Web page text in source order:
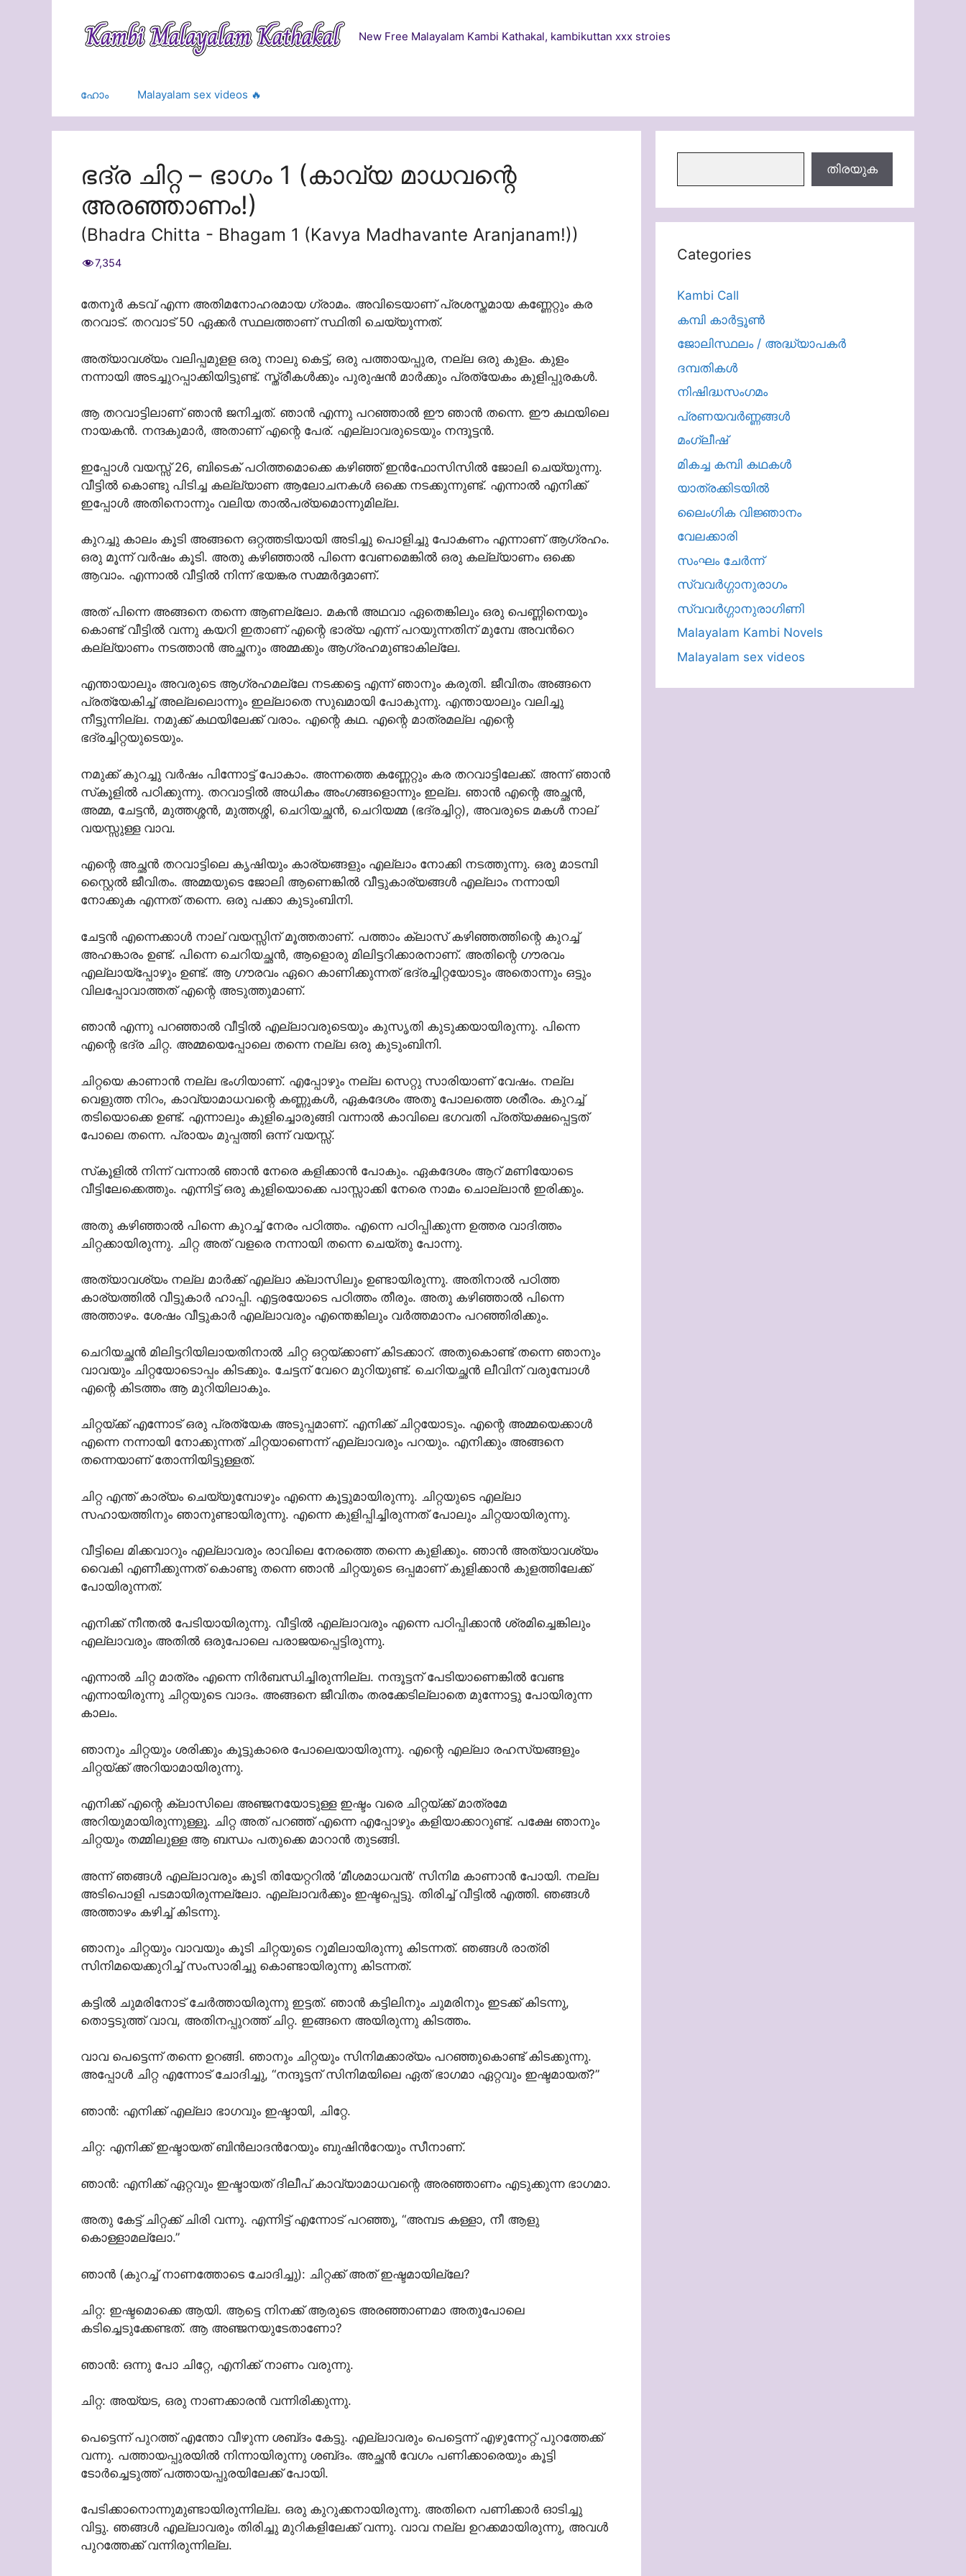
New Free Malayalam Kambi Kathakal, kambikuttan xxx stroies
ഹോം Malayalam sex videos 🔥
ഭദ്ര ചിറ്റ – ഭാഗം 1 (കാവ്യ മാധവന്റെ
അരഞ്ഞാണം!)
(Bhadra Chitta - Bhagam 1 (Kavya Madhavante Aranjanam!))
7,354
തേനൂർ കടവ് എന്ന അതിമനോഹരമായ ഗ്രാമം. അവിടെയാണ് പ്രശസ്തമായ കണ്ണേറ്റും കര
തറവാട്. തറവാട് 50 ഏക്കർ സ്ഥലത്താണ് സ്ഥിതി ചെയ്യുന്നത്.
അത്യാവശ്യം വലിപ്പമുളള ഒരു നാലു കെട്ട്, ഒരു പത്തായപ്പുര, നല്ല ഒരു കുളം. കുളം
നന്നായി അടച്ചുറപ്പാക്കിയിട്ടുണ്ട്. സ്ത്രീകൾക്കും പുരുഷൻ മാർക്കും പ്രത്യേകം കുളിപ്പുരകൾ.
ആ തറവാട്ടിലാണ് ഞാൻ ജനിച്ചത്. ഞാൻ എന്നു പറഞ്ഞാൽ ഈ ഞാൻ തന്നെ. ഈ കഥയിലെ
നായകൻ. നന്ദകുമാർ, അതാണ് എന്റെ പേര്. എല്ലാവരുടെയും നന്ദൂട്ടൻ.
ഇപ്പോൾ വയസ്സ് 26, ബിടെക് പഠിത്തമൊക്കെ കഴിഞ്ഞ് ഇൻഫോസിസിൽ ജോലി ചെയ്യുന്നു.
വീട്ടിൽ കൊണ്ടു പിടിച്ച കല്ല്യാണ ആലോചനകൾ ഒക്കെ നടക്കുന്നുണ്ട്. എന്നാൽ എനിക്ക്
ഇപ്പോൾ അതിനൊന്നും വലിയ താൽപര്യമൊന്നുമില്ല.
കുറച്ചു കാലം കൂടി അങ്ങനെ ഒറ്റത്തടിയായി അടിച്ചു പൊളിച്ചു പോകണം എന്നാണ് ആഗ്രഹം.
ഒരു മൂന്ന് വർഷം കൂടി. അതു കഴിഞ്ഞാൽ പിന്നെ വേണമെങ്കിൽ ഒരു കല്ല്യാണം ഒക്കെ
ആവാം. എന്നാൽ വീട്ടിൽ നിന്ന് ഭയങ്കര സമ്മർദ്ദമാണ്.
അത് പിന്നെ അങ്ങനെ തന്നെ ആണല്ലോ. മകൻ അഥവാ ഏതെങ്കിലും ഒരു പെണ്ണിനെയും
കൊണ്ട് വീട്ടിൽ വന്നു കയറി ഇതാണ് എന്റെ ഭാര്യ എന്ന് പറയുന്നതിന് മുമ്പേ അവൻറെ
കല്ല്യാണം നടത്താൻ അച്ഛനും അമ്മക്കും ആഗ്രഹമുണ്ടാകില്ലേ.
എന്തായാലും അവരുടെ ആഗ്രഹമല്ലേ നടക്കട്ടെ എന്ന് ഞാനും കരുതി. ജീവിതം അങ്ങനെ
പ്രത്യേകിച്ച് അല്ലലൊന്നും ഇല്ലാതെ സുഖമായി പോകുന്നു. എന്തായാലും വലിച്ചു
നീട്ടുന്നില്ല. നമുക്ക് കഥയിലേക്ക് വരാം. എന്റെ കഥ. എന്റെ മാത്രമല്ല എന്റെ
ഭദ്രച്ചിറ്റയുടെയും.
നമുക്ക് കുറച്ചു വർഷം പിന്നോട്ട് പോകാം. അന്നത്തെ കണ്ണേറ്റും കര തറവാട്ടിലേക്ക്. അന്ന് ഞാൻ
സ്‌കൂളിൽ പഠിക്കുന്നു. തറവാട്ടിൽ അധികം അംഗങ്ങളൊന്നും ഇല്ല. ഞാൻ എന്റെ അച്ഛൻ,
അമ്മ, ചേട്ടൻ, മുത്തശ്ശൻ, മുത്തശ്ശി, ചെറിയച്ഛൻ, ചെറിയമ്മ (ഭദ്രച്ചിറ്റ), അവരുടെ മകൾ നാല്
വയസ്സുള്ള വാവ.
എന്റെ അച്ഛൻ തറവാട്ടിലെ കൃഷിയും കാര്യങ്ങളും എല്ലാം നോക്കി നടത്തുന്നു. ഒരു മാടമ്പി
സ്റ്റൈൽ ജീവിതം. അമ്മയുടെ ജോലി ആണെങ്കിൽ വീട്ടുകാര്യങ്ങൾ എല്ലാം നന്നായി
നോക്കുക എന്നത് തന്നെ. ഒരു പക്കാ കുടുംബിനി.
ചേട്ടൻ എന്നെക്കാൾ നാല് വയസ്സിന് മൂത്തതാണ്. പത്താം ക്ലാസ് കഴിഞ്ഞത്തിന്റെ കുറച്ച്
അഹങ്കാരം ഉണ്ട്. പിന്നെ ചെറിയച്ഛൻ, ആളൊരു മിലിട്ടറിക്കാരനാണ്. അതിന്റെ ഗൗരവം
എല്ലായ്‌പ്പോഴും ഉണ്ട്. ആ ഗൗരവം ഏറെ കാണിക്കുന്നത് ഭദ്രച്ചിറ്റയോടും അതൊന്നും ഒട്ടും
വിലപ്പോവാത്തത് എന്റെ അടുത്തുമാണ്.
ഞാൻ എന്നു പറഞ്ഞാൽ വീട്ടിൽ എല്ലാവരുടെയും കുസൃതി കുടുക്കയായിരുന്നു. പിന്നെ
എന്റെ ഭദ്ര ചിറ്റ. അമ്മയെപ്പോലെ തന്നെ നല്ല ഒരു കുടുംബിനി.
ചിറ്റയെ കാണാൻ നല്ല ഭംഗിയാണ്. എപ്പോഴും നല്ല സെറ്റു സാരിയാണ് വേഷം. നല്ല
വെളുത്ത നിറം, കാവ്യാമാധവന്റെ കണ്ണുകൾ, ഏകദേശം അതു പോലത്തെ ശരീരം. കുറച്ച്
തടിയൊക്കെ ഉണ്ട്. എന്നാലും കുളിച്ചൊരുങ്ങി വന്നാൽ കാവിലെ ഭഗവതി പ്രത്യക്ഷപ്പെട്ടത്
പോലെ തന്നെ. പ്രായം മുപ്പത്തി ഒന്ന് വയസ്സ്.
സ്‌കൂളിൽ നിന്ന് വന്നാൽ ഞാൻ നേരെ കളിക്കാൻ പോകും. ഏകദേശം ആറ് മണിയോടെ
വീട്ടിലേക്കെത്തും. എന്നിട്ട് ഒരു കുളിയൊക്കെ പാസ്സാക്കി നേരെ നാമം ചൊല്ലാൻ ഇരിക്കും.
അതു കഴിഞ്ഞാൽ പിന്നെ കുറച്ച് നേരം പഠിത്തം. എന്നെ പഠിപ്പിക്കുന്ന ഉത്തര വാദിത്തം
ചിറ്റക്കായിരുന്നു. ചിറ്റ അത് വളരെ നന്നായി തന്നെ ചെയ്തു പോന്നു.
അത്യാവശ്യം നല്ല മാർക്ക് എല്ലാ ക്ലാസിലും ഉണ്ടായിരുന്നു. അതിനാൽ പഠിത്ത
കാര്യത്തിൽ വീട്ടുകാർ ഹാപ്പി. എട്ടരയോടെ പഠിത്തം തീരും. അതു കഴിഞ്ഞാൽ പിന്നെ
അത്താഴം. ശേഷം വീട്ടുകാർ എല്ലാവരും എന്തെങ്കിലും വർത്തമാനം പറഞ്ഞിരിക്കും.
ചെറിയച്ഛൻ മിലിട്ടറിയിലായതിനാൽ ചിറ്റ ഒറ്റയ്ക്കാണ് കിടക്കാറ്. അതുകൊണ്ട് തന്നെ ഞാനും
വാവയും ചിറ്റയോടൊപ്പം കിടക്കും. ചേട്ടന് വേറെ മുറിയുണ്ട്. ചെറിയച്ഛൻ ലീവിന് വരുമ്പോൾ
എന്റെ കിടത്തം ആ മുറിയിലാകും.
ചിറ്റയ്ക്ക് എന്നോട് ഒരു പ്രത്യേക അടുപ്പമാണ്. എനിക്ക് ചിറ്റയോടും. എന്റെ അമ്മയെക്കാൾ
എന്നെ നന്നായി നോക്കുന്നത് ചിറ്റയാണെന്ന് എല്ലാവരും പറയും. എനിക്കും അങ്ങനെ
തന്നെയാണ് തോന്നിയിട്ടുള്ളത്.
ചിറ്റ എന്ത് കാര്യം ചെയ്യുമ്പോഴും എന്നെ കൂട്ടുമായിരുന്നു. ചിറ്റയുടെ എല്ലാ
സഹായത്തിനും ഞാനുണ്ടായിരുന്നു. എന്നെ കുളിപ്പിച്ചിരുന്നത് പോലും ചിറ്റയായിരുന്നു.
വീട്ടിലെ മിക്കവാറും എല്ലാവരും രാവിലെ നേരത്തെ തന്നെ കുളിക്കും. ഞാൻ അത്യാവശ്യം
വൈകി എണീക്കുന്നത് കൊണ്ടു തന്നെ ഞാൻ ചിറ്റയുടെ ഒപ്പമാണ് കുളിക്കാൻ കുളത്തിലേക്ക്
പോയിരുന്നത്.
എനിക്ക് നീന്തൽ പേടിയായിരുന്നു. വീട്ടിൽ എല്ലാവരും എന്നെ പഠിപ്പിക്കാൻ ശ്രമിച്ചെങ്കിലും
എല്ലാവരും അതിൽ ഒരുപോലെ പരാജയപ്പെട്ടിരുന്നു.
എന്നാൽ ചിറ്റ മാത്രം എന്നെ നിർബന്ധിച്ചിരുന്നില്ല. നന്ദൂട്ടന് പേടിയാണെങ്കിൽ വേണ്ട
എന്നായിരുന്നു ചിറ്റയുടെ വാദം. അങ്ങനെ ജീവിതം തരക്കേടില്ലാതെ മുന്നോട്ടു പോയിരുന്ന
കാലം.
ഞാനും ചിറ്റയും ശരിക്കും കൂട്ടുകാരെ പോലെയായിരുന്നു. എന്റെ എല്ലാ രഹസ്യങ്ങളും
ചിറ്റയ്ക്ക് അറിയാമായിരുന്നു.
എനിക്ക് എന്റെ ക്ലാസിലെ അഞ്ജനയോടുള്ള ഇഷ്ടം വരെ ചിറ്റയ്ക്ക് മാത്രമേ
അറിയുമായിരുന്നുള്ളൂ. ചിറ്റ അത് പറഞ്ഞ് എന്നെ എപ്പോഴും കളിയാക്കാറുണ്ട്. പക്ഷേ ഞാനും
ചിറ്റയും തമ്മിലുള്ള ആ ബന്ധം പതുക്കെ മാറാൻ തുടങ്ങി.
അന്ന് ഞങ്ങൾ എല്ലാവരും കൂടി തിയേറ്ററിൽ ‘മീശമാധവൻ’ സിനിമ കാണാൻ പോയി. നല്ല
അടിപൊളി പടമായിരുന്നല്ലോ. എല്ലാവർക്കും ഇഷ്ടപ്പെട്ടു. തിരിച്ച് വീട്ടിൽ എത്തി. ഞങ്ങൾ
അത്താഴം കഴിച്ച് കിടന്നു.
ഞാനും ചിറ്റയും വാവയും കൂടി ചിറ്റയുടെ റൂമിലായിരുന്നു കിടന്നത്. ഞങ്ങൾ രാത്രി
സിനിമയെക്കുറിച്ച് സംസാരിച്ചു കൊണ്ടായിരുന്നു കിടന്നത്.
കട്ടിൽ ചുമരിനോട് ചേർത്തായിരുന്നു ഇട്ടത്. ഞാൻ കട്ടിലിനും ചുമരിനും ഇടക്ക് കിടന്നു,
തൊട്ടടുത്ത് വാവ, അതിനപ്പുറത്ത് ചിറ്റ. ഇങ്ങനെ അയിരുന്നു കിടത്തം.
വാവ പെട്ടെന്ന് തന്നെ ഉറങ്ങി. ഞാനും ചിറ്റയും സിനിമക്കാര്യം പറഞ്ഞുകൊണ്ട് കിടക്കുന്നു.
അപ്പോൾ ചിറ്റ എന്നോട് ചോദിച്ചു, “നന്ദൂട്ടന് സിനിമയിലെ ഏത് ഭാഗമാ ഏറ്റവും ഇഷ്ടമായത്?”
ഞാൻ: എനിക്ക് എല്ലാ ഭാഗവും ഇഷ്ടായി, ചിറ്റേ.
ചിറ്റ: എനിക്ക് ഇഷ്ടായത് ബിൻലാദൻറേയും ബുഷിൻറേയും സീനാണ്.
ഞാൻ: എനിക്ക് ഏറ്റവും ഇഷ്ടായത് ദിലീപ് കാവ്യാമാധവന്റെ അരഞ്ഞാണം എടുക്കുന്ന ഭാഗമാ.
അതു കേട്ട് ചിറ്റക്ക് ചിരി വന്നു. എന്നിട്ട് എന്നോട് പറഞ്ഞു, “അമ്പട കള്ളാ, നീ ആളു
കൊള്ളാമല്ലോ.”
ഞാൻ (കുറച്ച് നാണത്തോടെ ചോദിച്ചു): ചിറ്റക്ക് അത് ഇഷ്ടമായില്ലേ?
ചിറ്റ: ഇഷ്ടമൊക്കെ ആയി. ആട്ടെ നിനക്ക് ആരുടെ അരഞ്ഞാണമാ അതുപോലെ
കടിച്ചെടുക്കേണ്ടത്. ആ അഞ്ജനയുടേതാണോ?
ഞാൻ: ഒന്നു പോ ചിറ്റേ, എനിക്ക് നാണം വരുന്നു.
ചിറ്റ: അയ്യട, ഒരു നാണക്കാരൻ വന്നിരിക്കുന്നു.
പെട്ടെന്ന് പുറത്ത് എന്തോ വീഴുന്ന ശബ്‌ദം കേട്ടു. എല്ലാവരും പെട്ടെന്ന് എഴുന്നേറ്റ് പുറത്തേക്ക്
വന്നു. പത്തായപ്പുരയിൽ നിന്നായിരുന്നു ശബ്‌ദം. അച്ഛൻ വേഗം പണിക്കാരെയും കൂട്ടി
ടോർച്ചെടുത്ത് പത്തായപ്പുരയിലേക്ക് പോയി.
പേടിക്കാനൊന്നുമുണ്ടായിരുന്നില്ല. ഒരു കുറുക്കനായിരുന്നു. അതിനെ പണിക്കാർ ഓടിച്ചു
വിട്ടു. ഞങ്ങൾ എല്ലാവരും തിരിച്ചു മുറികളിലേക്ക് വന്നു. വാവ നല്ല ഉറക്കമായിരുന്നു, അവൾ
പുറത്തേക്ക് വന്നിരുന്നില്ല.
തിരയുക
Categories
Kambi Call
കമ്പി കാർട്ടൂൺ
ജോലിസ്ഥലം / അദ്ധ്യാപകർ
ദമ്പതികള്‍
നിഷിദ്ധസംഗമം
പ്രണയവർണ്ണങ്ങൾ
മംഗ്ലീഷ്
മികച്ച കമ്പി കഥകൾ
യാത്രക്കിടയില്‍
ലൈംഗിക വിജ്ഞാനം
വേലക്കാരി
സംഘം ചേർന്ന്
സ്വവർഗ്ഗാനുരാഗം
സ്വവർഗ്ഗാനുരാഗിണി
Malayalam Kambi Novels
Malayalam sex videos